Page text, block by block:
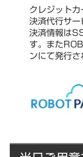
クレジット
決済代行サー
決済情報は
す。また
ンにて発行さ